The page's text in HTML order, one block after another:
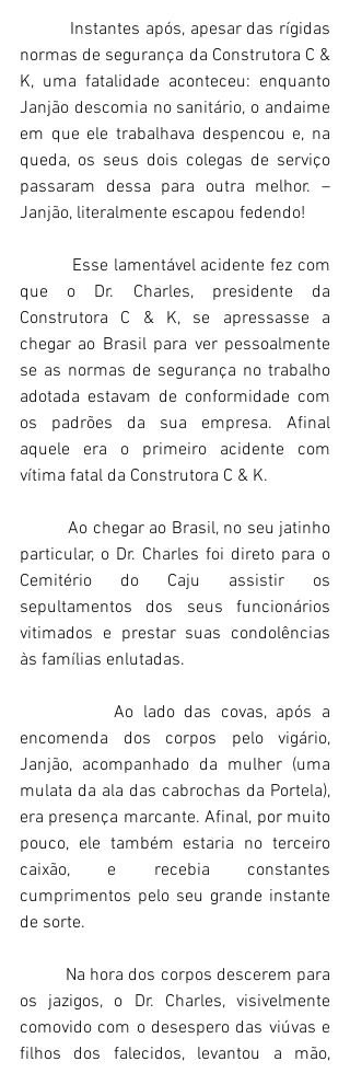
Instantes após, apesar das rígidas
normas de segurança da Construtora C &
K, uma fatalidade aconteceu: enquanto
Janjão descomia no sanitário, o andaime
em que ele trabalhava despencou e, na
queda, os seus dois colegas de serviço
passaram dessa para outra melhor. –
Janjão, literalmente escapou fedendo!
Esse lamentável acidente fez com
que o Dr. Charles, presidente da
Construtora C & K, se apressasse a
chegar ao Brasil para ver pessoalmente
se as normas de segurança no trabalho
adotada estavam de conformidade com
os padrões da sua empresa. Afinal
aquele era o primeiro acidente com
vítima fatal da Construtora C & K.
Ao chegar ao Brasil, no seu jatinho
particular, o Dr. Charles foi direto para o
Cemitério do Caju assistir os
sepultamentos dos seus funcionários
vitimados e prestar suas condolências
às famílias enlutadas.
Ao lado das covas, após a
encomenda dos corpos pelo vigário,
Janjão, acompanhado da mulher (uma
mulata da ala das cabrochas da Portela),
era presença marcante. Afinal, por muito
pouco, ele também estaria no terceiro
caixão, e recebia constantes
cumprimentos pelo seu grande instante
de sorte.
Na hora dos corpos descerem para
os jazigos, o Dr. Charles, visivelmente
comovido com o desespero das viúvas e
filhos dos falecidos, levantou a mão,